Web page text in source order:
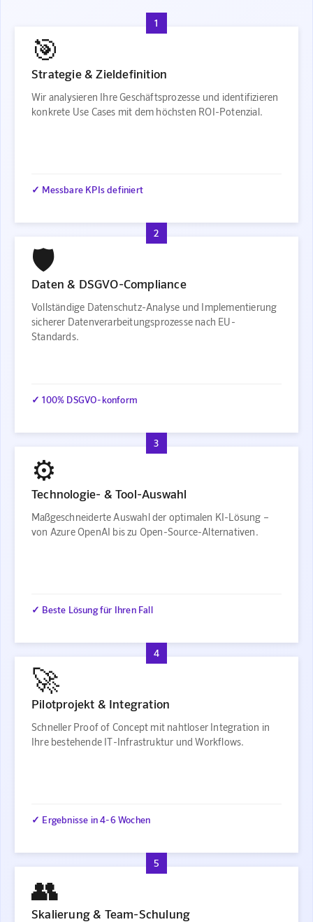
1
🎯
Strategie & Zieldefinition
Wir analysieren Ihre Geschäftsprozesse und identifizieren
konkrete Use Cases mit dem höchsten ROI-Potenzial.
✓ Messbare KPIs definiert
2
🛡️
Daten & DSGVO-Compliance
Vollständige Datenschutz-Analyse und Implementierung
sicherer Datenverarbeitungsprozesse nach EU-
Standards.
✓ 100% DSGVO-konform
3
⚙️
Technologie- & Tool-Auswahl
Maßgeschneiderte Auswahl der optimalen KI-Lösung –
von Azure OpenAI bis zu Open-Source-Alternativen.
✓ Beste Lösung für Ihren Fall
4
🚀
Pilotprojekt & Integration
Schneller Proof of Concept mit nahtloser Integration in
Ihre bestehende IT-Infrastruktur und Workflows.
✓ Ergebnisse in 4-6 Wochen
5
👥
Skalierung & Team-Schulung